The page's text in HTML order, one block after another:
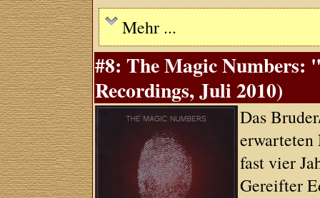
Mehr ...
#8: The Magic Numbers:
Recordings, Juli 2010)
Das
erwarteten
fast vier
Gereifter